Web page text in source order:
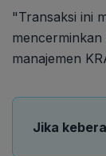
"Transaksi ini
manajemen
Jika